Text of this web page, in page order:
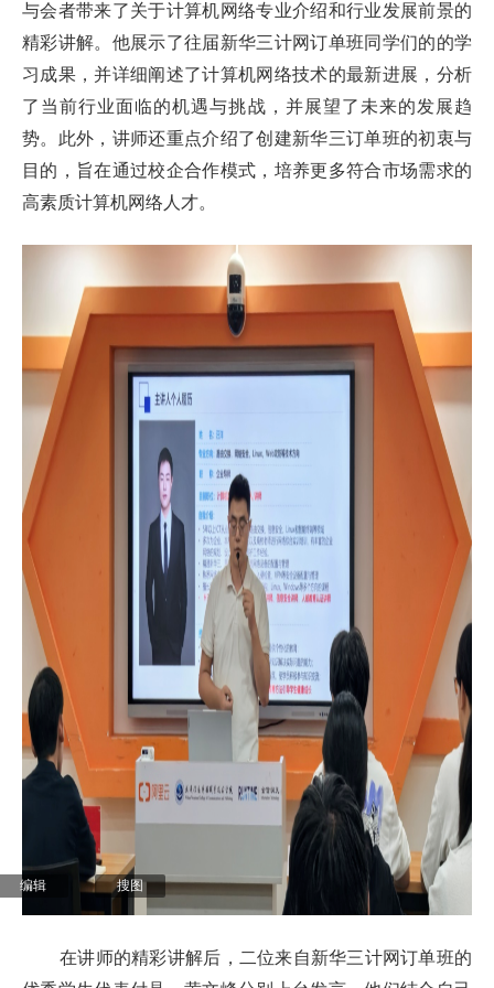
与会者带来了关于计算机网络专业介绍和行业发展前景的
精彩讲解。他展示了往届新华三计网订单班同学们的的学
习成果，并详细阐述了计算机网络技术的最新进展，分析
了当前行业面临的机遇与挑战，并展望了未来的发展趋
势。此外，讲师还重点介绍了创建新华三订单班的初衷与
目的，旨在通过校企合作模式，培养更多符合市场需求的
高素质计算机网络人才。
编辑 搜图
在讲师的精彩讲解后，二位来自新华三计网订单班的